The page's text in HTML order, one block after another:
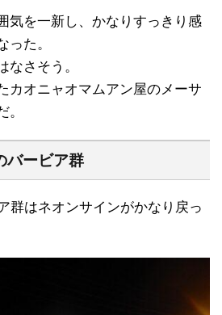
気を一新し、かなりすっきり感
った。
なさそう。
カオニャオマムアン屋のメーサ
。
バービア群
群はネオンサインがかなり戻っ